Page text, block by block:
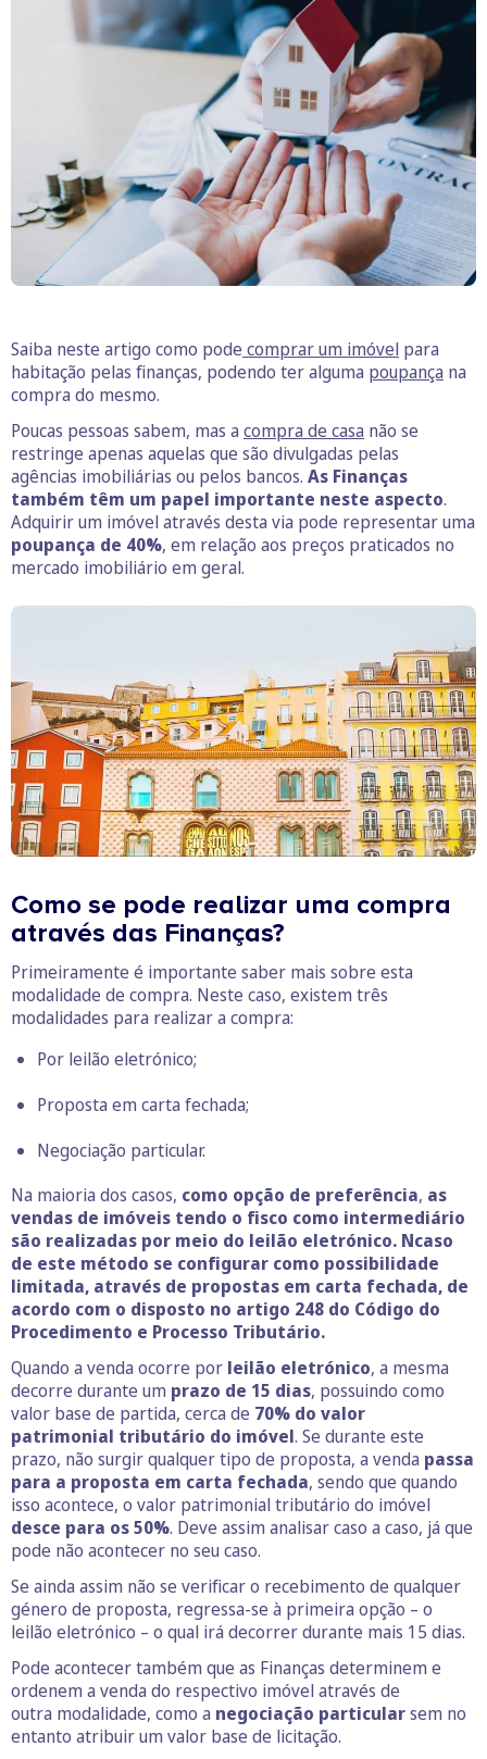
Saiba neste artigo como pode comprar um imóvel para
habitação pelas finanças, podendo ter alguma poupança na
compra do mesmo.
Poucas pessoas sabem, mas a compra de casa não se
restringe apenas aquelas que são divulgadas pelas
agências imobiliárias ou pelos bancos. As Finanças
também têm um papel importante neste aspecto.
Adquirir um imóvel através desta via pode representar uma
poupança de 40%, em relação aos preços praticados no
mercado imobiliário em geral.
Como se pode realizar uma compra
através das Finanças?
Primeiramente é importante saber mais sobre esta
modalidade de compra. Neste caso, existem três
modalidades para realizar a compra:
Por leilão eletrónico;
Proposta em carta fechada;
Negociação particular.
Na maioria dos casos, como opção de preferência, as
vendas de imóveis tendo o fisco como intermediário
são realizadas por meio do leilão eletrónico. Ncaso
de este método se configurar como possibilidade
limitada, através de propostas em carta fechada, de
acordo com o disposto no artigo 248 do Código do
Procedimento e Processo Tributário.
Quando a venda ocorre por leilão eletrónico, a mesma
decorre durante um prazo de 15 dias, possuindo como
valor base de partida, cerca de 70% do valor
patrimonial tributário do imóvel. Se durante este
prazo, não surgir qualquer tipo de proposta, a venda passa
para a proposta em carta fechada, sendo que quando
isso acontece, o valor patrimonial tributário do imóvel
desce para os 50%. Deve assim analisar caso a caso, já que
pode não acontecer no seu caso.
Se ainda assim não se verificar o recebimento de qualquer
género de proposta, regressa-se à primeira opção – o
leilão eletrónico – o qual irá decorrer durante mais 15 dias.
Pode acontecer também que as Finanças determinem e
ordenem a venda do respectivo imóvel através de
outra modalidade, como a negociação particularsem no
entanto atribuir um valor base de licitação.